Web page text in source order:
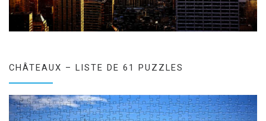
CHÂTEAUX – LISTE DE 61 PUZZLES